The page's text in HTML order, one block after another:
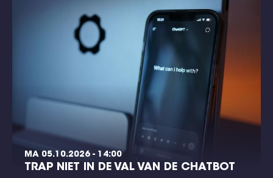
MA 05.10.2026 - 14:00
TRAP NIET IN DE VAL VAN DE CHATBOT